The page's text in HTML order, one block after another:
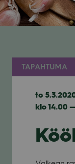
TAPAHTUMA
to
klo 14.00